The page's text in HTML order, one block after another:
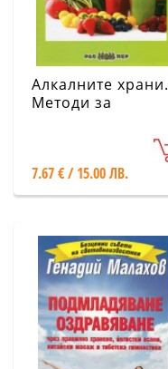
Алкалните храни.
Методи за
7.67 € / 15.00 ЛВ.